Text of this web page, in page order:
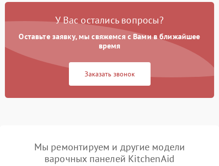
У Вас остались вопросы?
Оставьте заявку, мы свяжемся с Вами в ближайшее
время
Заказать звонок
Мы ремонтируем и другие модели
варочных панелей KitchenAid